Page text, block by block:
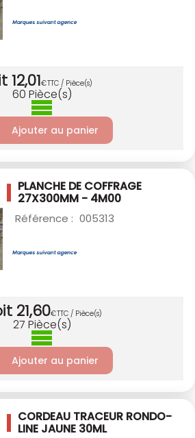
12,01€TTC / Pièce(s)
60 Pièce(s)
Ajouter au panier
PLANCHE DE COFFRAGE
27X300MM - 4M00
Référence : 005313
21,60€TTC / Pièce(s)
27 Pièce(s)
Ajouter au panier
CORDEAU TRACEUR RONDO-
LINE JAUNE 30ML